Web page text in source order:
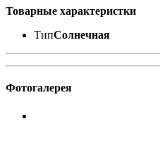
Товарные характеристки
ТипСолнечная
Фотогалерея